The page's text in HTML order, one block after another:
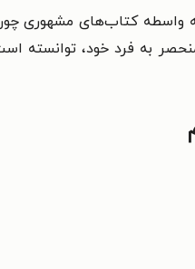
به واسطه کتاب‌های
به فرد خود، توانسته